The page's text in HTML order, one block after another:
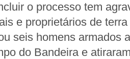
o processo tem
e proprietários de
seis homens armados
do Bandeira e